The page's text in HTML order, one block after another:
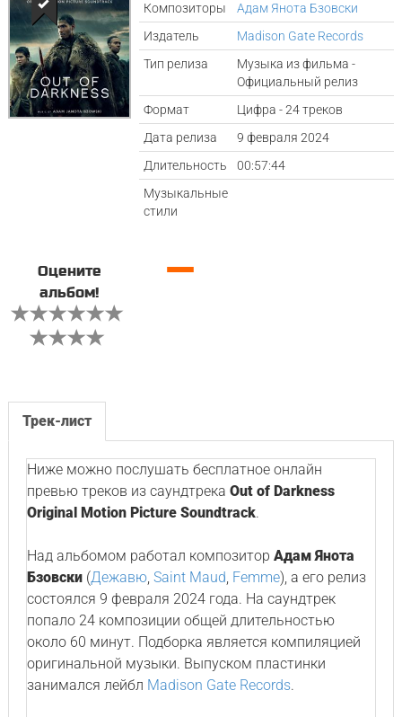
Композиторы
Адам Янота Бзовски
Издатель
Madison Gate Records
Тип релиза
Музыка из фильма -
Официальный релиз
Формат
Цифра - 24 треков
Дата релиза
9 февраля 2024
Длительность
00:57:44
Музыкальные
стили
Оцените
альбом!
—
Трек-лист
Ниже можно послушать бесплатное онлайн
превью треков из саундтрека Out of Darkness
Original Motion Picture Soundtrack.
Над альбомом работал композитор Адам Янота
Бзовски(Дежавю, Saint Maud, Femme), а его релиз
состоялся 9 февраля 2024 года. На саундтрек
попало 24 композиции общей длительностью
около 60 минут. Подборка является компиляцией
оригинальной музыки. Выпуском пластинки
занимался лейбл Madison Gate Records.